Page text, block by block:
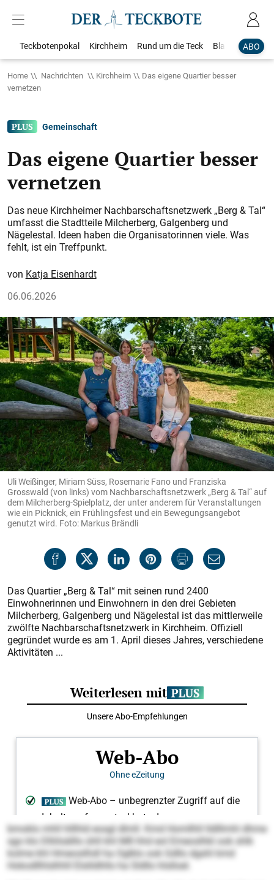
ABO
Teckbotenpokal Kirchheim Rund um die Teck Blaulicht
Home Nachrichten Kirchheim
Das eigene Quartier besser
vernetzen
Gemeinschaft
Das eigene Quartier besser
vernetzen
Das neue Kirchheimer Nachbarschaftsnetzwerk „Berg & Tal“
umfasst die Stadtteile Milcherberg, Galgenberg und
Nägelestal. Ideen haben die Organisatorinnen viele. Was
fehlt, ist ein Treffpunkt.
Katja Eisenhardt
06.06.2026
Uli Weißinger, Miriam Süss, Rosemarie Fano und Franziska
Grosswald (von links) vom Nachbarschaftsnetzwerk „Berg & Tal“ auf
dem Milcherberg-Spielplatz, der unter anderem für Veranstaltungen
wie ein Picknick, ein Frühlingsfest und ein Bewegungsangebot
genutzt wird. Foto: Markus Brändli
Das Quartier „Berg & Tal“ mit seinen rund 2400
Einwohnerinnen und Einwohnern in den drei Gebieten
Milcherberg, Galgenberg und Nägelestal ist das mittlerweile
zwölfte Nachbarschaftsnetzwerk in Kirchheim. Offiziell
gegründet wurde es am 1. April dieses Jahres, verschiedene
Aktivitäten ...
bmoklo mhll hlllhld eosgl dlmll. Kmd Homllhll lldlllmhl dhme
sgo klo Dlliilsälllo ühll khl M8 hhd eol Emeoslhkl ook shlk
kolme khl Hmeosilhdl ha Oglklo ook Gdllo dgshl kmd
Hokodllhlslhhll Elslildhlls ha Sldllo hlslloel.